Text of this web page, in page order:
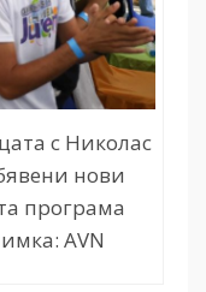
с Николас
нови
програма
AVN